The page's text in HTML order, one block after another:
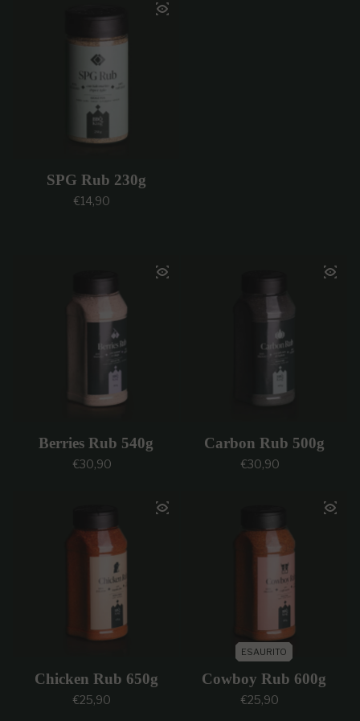
SPG Rub 230g
Prezzo regolare
€14,90
Berries Rub 540g
Prezzo regolare
€30,90
Carbon Rub 500g
Prezzo regolare
€30,90
Chicken Rub 650g
Prezzo regolare
€25,90
ESAURITO
Cowboy Rub 600g
Prezzo regolare
€25,90